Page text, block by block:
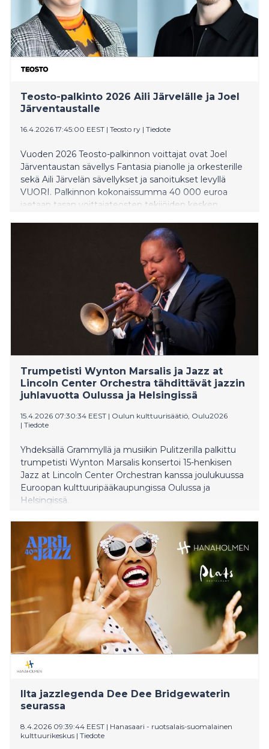
Teosto-palkinto 2026 Aili Järvelälle ja Joel
Järventaustalle
16.4.2026 17:45:00 EEST | Teosto ry | Tiedote
Vuoden 2026 Teosto-palkinnon voittajat ovat Joel
Järventaustan sävellys Fantasia pianolle ja orkesterille
sekä Aili Järvelän sävellykset ja sanoitukset levyllä
VUORI. Palkinnon kokonaissumma 40 000 euroa
jaetaan tasan voittajateosten tekijöiden kesken.
Trumpetisti Wynton Marsalis ja Jazz at
Lincoln Center Orchestra tähdittävät jazzin
juhlavuotta Oulussa ja Helsingissä
15.4.2026 07:30:34 EEST | Oulun kulttuurisäätiö, Oulu2026
| Tiedote
Yhdeksällä Grammyllä ja musiikin Pulitzerilla palkittu
trumpetisti Wynton Marsalis konsertoi 15-henkisen
Jazz at Lincoln Center Orchestran kanssa joulukuussa
Euroopan kulttuuripääkaupungissa Oulussa ja
Helsingissä.
Ilta jazzlegenda Dee Dee Bridgewaterin
seurassa
8.4.2026 09:39:44 EEST | Hanasaari - ruotsalais-suomalainen
kulttuurikeskus | Tiedote